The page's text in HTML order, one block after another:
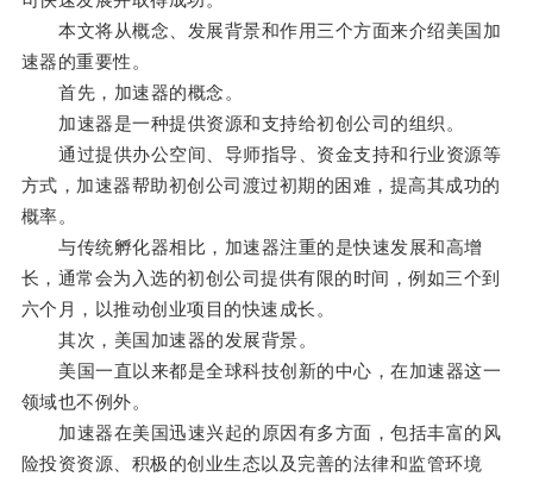
本文将从概念、发展背景和作用三个方面来介绍美国加
速器的重要性。
首先，加速器的概念。
加速器是一种提供资源和支持给初创公司的组织。
通过提供办公空间、导师指导、资金支持和行业资源等
方式，加速器帮助初创公司渡过初期的困难，提高其成功的
概率。
与传统孵化器相比，加速器注重的是快速发展和高增
长，通常会为入选的初创公司提供有限的时间，例如三个到
六个月，以推动创业项目的快速成长。
其次，美国加速器的发展背景。
美国一直以来都是全球科技创新的中心，在加速器这一
领域也不例外。
加速器在美国迅速兴起的原因有多方面，包括丰富的风
险投资资源、积极的创业生态以及完善的法律和监管环境